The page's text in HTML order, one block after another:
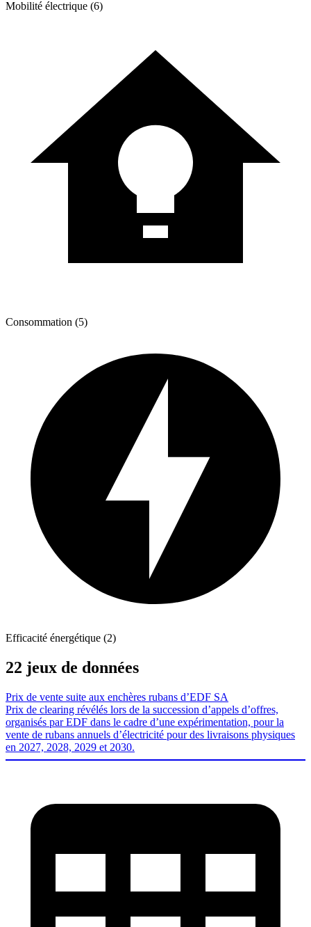
Mobilité électrique (6)
Consommation (5)
Efficacité énergétique (2)
22 jeux de données
Prix de vente suite aux enchères rubans d’EDF SA
Prix de clearing révélés lors de la succession d’appels d’offres,
organisés par EDF dans le cadre d’une expérimentation, pour la
vente de rubans annuels d’électricité pour des livraisons physiques
en 2027, 2028, 2029 et 2030.